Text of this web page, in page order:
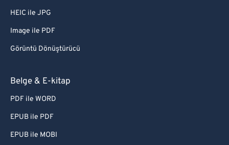
HEIC ile JPG
Image ile PDF
Görüntü Dönüştürücü
Belge & E-kitap
PDF ile WORD
EPUB ile PDF
EPUB ile MOBI